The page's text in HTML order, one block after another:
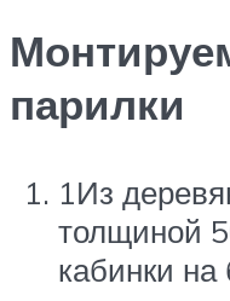
парилки
1Из
толщиной
кабинки на